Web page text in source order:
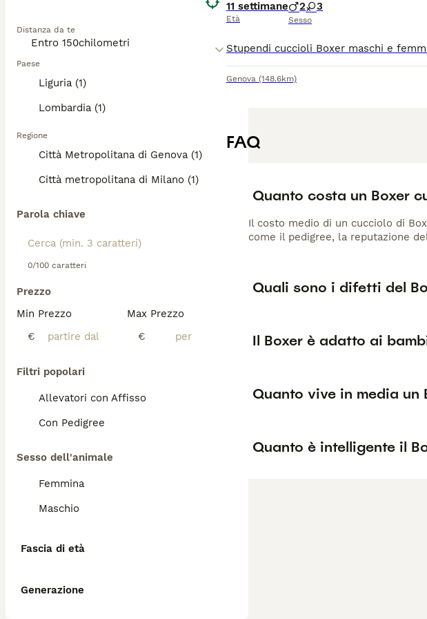
Distanza da te
Paese
Liguria (1)
Lombardia (1)
Regione
Città Metropolitana di Genova (1)
Città metropolitana di Milano (1)
Parola chiave
0/100 caratteri
Prezzo
Min Prezzo
€
Max Prezzo
€
Filtri popolari
Allevatori con Affisso
Con Pedigree
Sesso dell'animale
Femmina
Maschio
Fascia di età
Generazione
11 settimane
Età
2 3
Sesso
Genova (148.6km)
FAQ
Quanto costa un Boxer
Il costo medio di un cucciolo di
come il pedigree, la reputazione
Quali sono i difetti del
Il Boxer è adatto ai
Quanto vive in media un
Quanto è intelligente il